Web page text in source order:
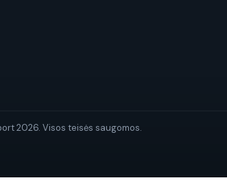
2026. Visos teisės saugomos.